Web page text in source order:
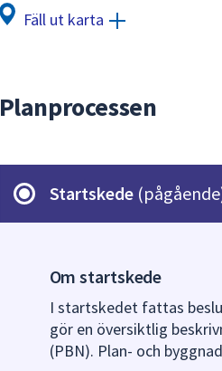
dem.
Fäll ut karta
Planprocessen
Startskede
Om startskede
I startskedet fattas
gör en översiktlig
(PBN). Plan- och